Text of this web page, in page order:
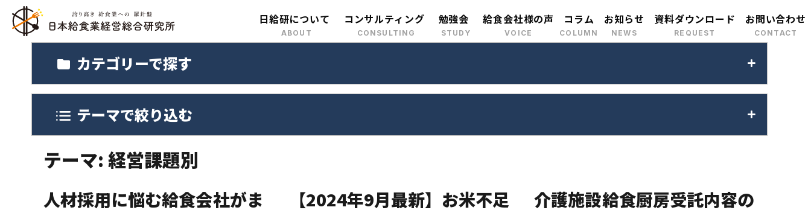
日給研について
会社概要 採用情報
コンサルティング
完全調理済惣菜
医療・介護事業者給食部門のコンサルティング
市場調査・マッチング
勉強会 給食会社様の声 コラム お知らせ 資料ダウンロード お問い合わせ
カテゴリーで探す
テーマで絞り込む
テーマ:経営課題別
人材採用に悩む給食会社がま
【2024年9月最新】お米不足
介護施設給食厨房受託内容の